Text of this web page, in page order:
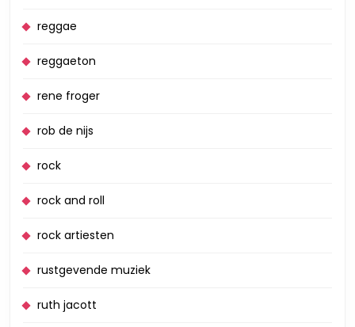
reggae
reggaeton
rene froger
rob de nijs
rock
rock and roll
rock artiesten
rustgevende muziek
ruth jacott